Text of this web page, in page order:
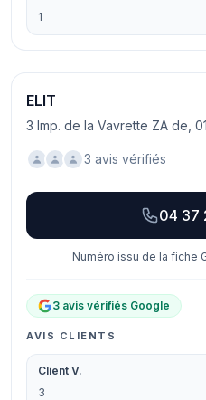
1
ELIT
3 Imp. de la Vavrette ZA de,
3 avis vérifiés
04 37
Numéro issu de la fiche
3 avis vérifiés Google
AVIS CLIENTS
Client V.
3